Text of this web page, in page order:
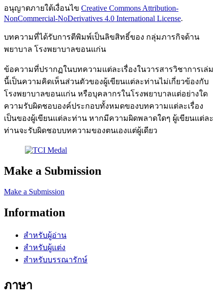
อนุญาตภายใต้เงื่อนไข Creative Commons Attribution-
NonCommercial-NoDerivatives 4.0 International License.
บทความที่ได้รับการตีพิมพ์เป็นลิขสิทธิ์ของ กลุ่มภารกิจด้าน
พยาบาล โรงพยาบาลขอนแก่น
ข้อความที่ปรากฏในบทความแต่ละเรื่องในวารสารวิชาการเล่ม
นี้เป็นความคิดเห็นส่วนตัวของผู้เขียนแต่ละท่านไม่เกี่ยวข้องกับ
โรงพยาบาลขอนแก่น หรือบุคลากรในโรงพยาบาลแต่อย่างใด
ความรับผิดชอบองค์ประกอบทั้งหมดของบทความแต่ละเรื่อง
เป็นของผู้เขียนแต่ละท่าน หากมีความผิดพลาดใดๆ ผู้เขียนแต่ละ
ท่านจะรับผิดชอบบทความของตนเองแต่ผู้เดียว
Make a Submission
Make a Submission
Information
สำหรับผู้อ่าน
สำหรับผู้แต่ง
สำหรับบรรณารักษ์
ภาษา